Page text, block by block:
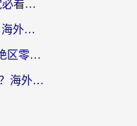
巴西怎么玩光·遇？海外党必看的国服游戏加速器选择指南（附3款热门游戏实测）
泰国怎么玩传奇世界3D？海外党国服游戏加速终极指南（附非洲欧洲热门游戏解决方案）
海外玩绝区零卡成PPT？绝区零加速器免费的推荐+实用技巧，附墨西哥玩谁是卧底美国玩和平精英攻略
国外能玩阴阳师国内版吗？海外党亲测有效的国服游戏加速指南